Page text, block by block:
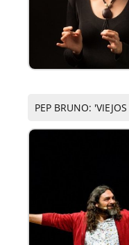
PEP BRUNO: